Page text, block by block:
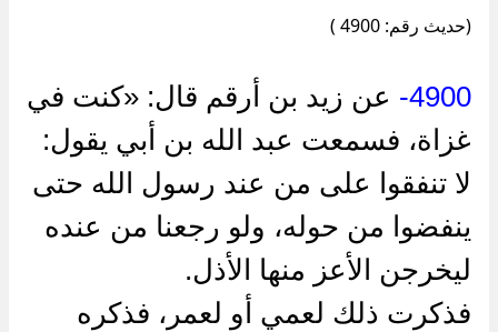
(حديث رقم: 4900 )
4900-
عن ‌زيد بن أرقم قال: «كنت في
غزاة، فسمعت عبد الله بن أبي يقول:
لا تنفقوا على من عند رسول الله حتى
ينفضوا من حوله، ولو رجعنا من عنده
ليخرجن الأعز منها الأذل.
فذكرت ذلك لعمي أو لعمر، فذكره